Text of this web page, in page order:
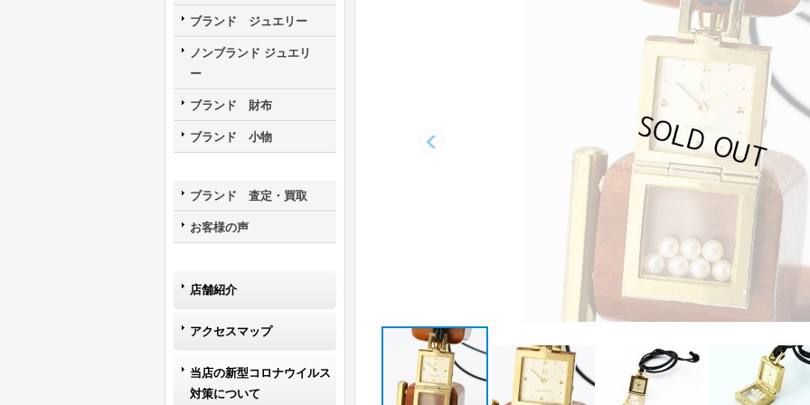
ブランド ジュエリー
ノンブランド ジュエリ
ー
ブランド 財布
ブランド 小物
ブランド 査定・買取
お客様の声
店舗紹介
アクセスマップ
当店の新型コロナウイルス
対策について